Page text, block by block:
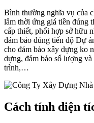
Bình thường nghĩa vụ của
lâm thời ứng giá tiền đúng
cấp thiết, phối hợp sở hữu
đảm bảo đúng tiến độ Dự
cho đảm bảo xây dựng ko
dựng, đảm bảo số lượng
trình,…
Cách tính diện